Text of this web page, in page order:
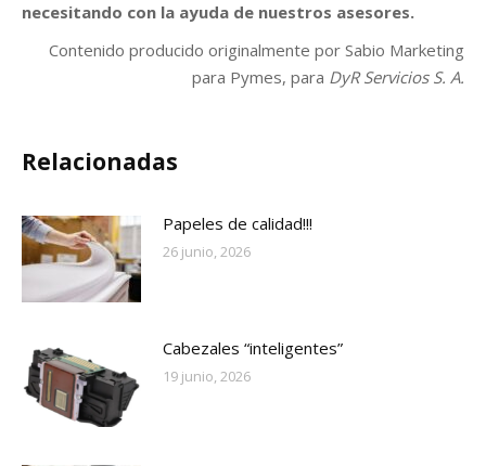
necesitando con la ayuda de nuestros asesores.
Contenido producido originalmente por Sabio Marketing
para Pymes, para DyR Servicios S. A.
Relacionadas
Papeles de calidad!!!
26 junio, 2026
Cabezales “inteligentes”
19 junio, 2026